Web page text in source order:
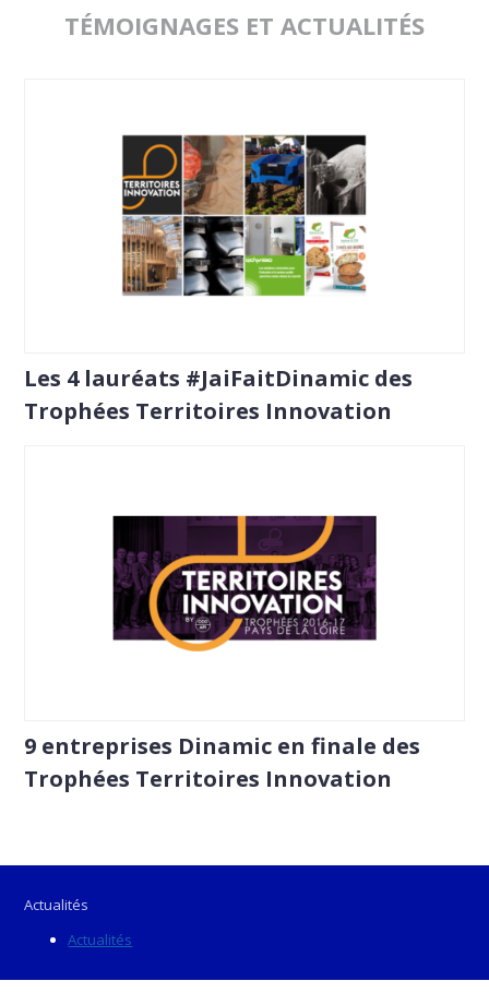
TÉMOIGNAGES ET ACTUALITÉS
Les 4 lauréats #JaiFaitDinamic des
Trophées Territoires Innovation
9 entreprises Dinamic en finale des
Trophées Territoires Innovation
Actualités
Actualités